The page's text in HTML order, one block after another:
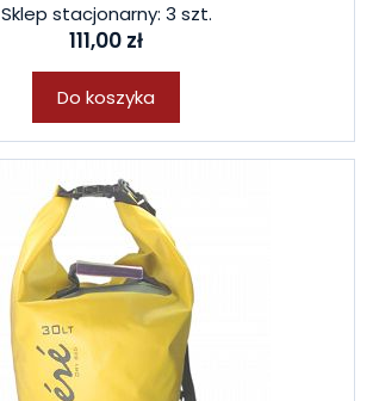
Sklep stacjonarny: 3 szt.
111,00 zł
Do koszyka